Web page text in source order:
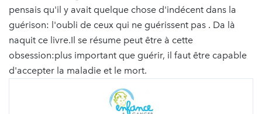
pensais qu'il y avait quelque chose d'indécent dans la
guérison: l'oubli de ceux qui ne guérissent pas . Da là
naquit ce livre.Il se résume peut être à cette
obsession:plus important que guérir, il faut être capable
d'accepter la maladie et le mort.